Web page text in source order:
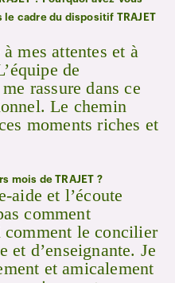
cadre du dispositif TRAJET
mes attentes et à
de
rassure dans ce
Le chemin
moments riches et
mois de TRAJET ?
aide et l’écoute
comment
le concilier
et d’enseignante. Je
et amicalement